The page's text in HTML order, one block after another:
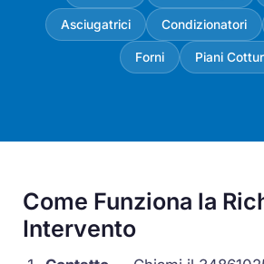
Asciugatrici Condizionatori
Forni Piani
Come Funziona la
Intervento